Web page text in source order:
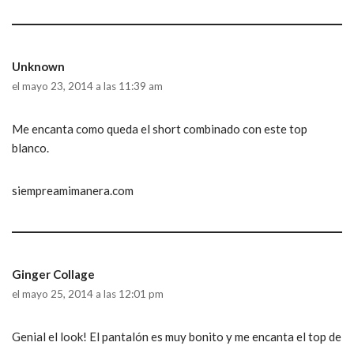
Unknown
el mayo 23, 2014 a las 11:39 am
Me encanta como queda el short combinado con este top
blanco.
siempreamimanera.com
Ginger Collage
el mayo 25, 2014 a las 12:01 pm
Genial el look! El pantalón es muy bonito y me encanta el top de